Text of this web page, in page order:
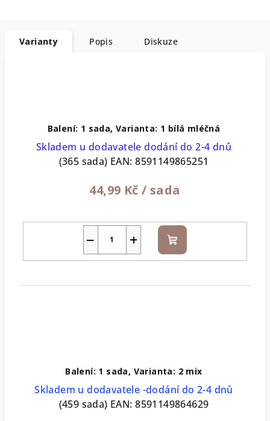
Varianty Popis Diskuze
Balení: 1 sada, Varianta: 1 bílá mléčná
Skladem u dodavatele dodání do 2-4 dnů
(365 sada) EAN: 8591149865251
44,99 Kč/ sada
+
− Do
košíku
Balení: 1 sada, Varianta: 2 mix
Skladem u dodavatele -dodání do 2-4 dnů
(459 sada) EAN: 8591149864629